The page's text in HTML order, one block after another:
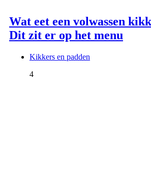
Wat eet een volwassen
Dit zit er op het menu
Kikkers en padden
4